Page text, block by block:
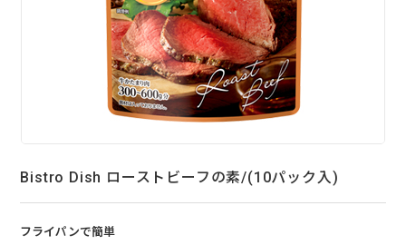
Bistro Dish ローストビーフの素/(10パック入)
フライパンで簡単